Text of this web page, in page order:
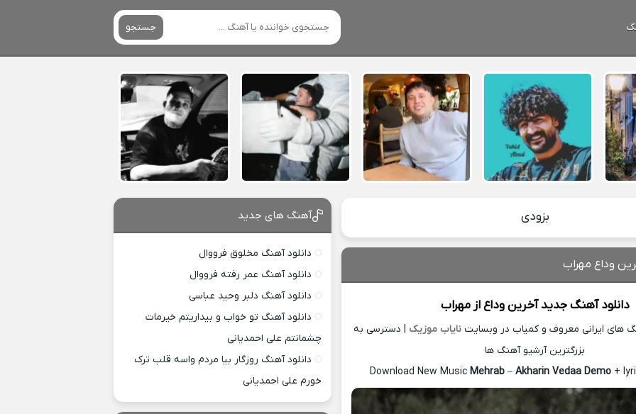
جستجو
بزودی
وداع مهراب
دانلود آهنگ جدیدآخرین وداع ازمهراب
های ایرانی معروف و کمیاب در وبسایتنایاب موزیک | دسترسی به
بزرگترین آرشیو آهنگ ها
Download New MusicMehrab –Akharin Vedaa Demo +
آهنگ های جدید
دانلود آهنگ مخلوق فرووال
دانلود آهنگ عمر رفته فرووال
دانلود آهنگ دلبر وحید عباسی
دانلود آهنگ تو خواب و بیداریتم خیرمات
چشمانتم علی احمدیانی
دانلود آهنگ روزگار بیا مردم واسه قلب ترک
خورم علی احمدیانی